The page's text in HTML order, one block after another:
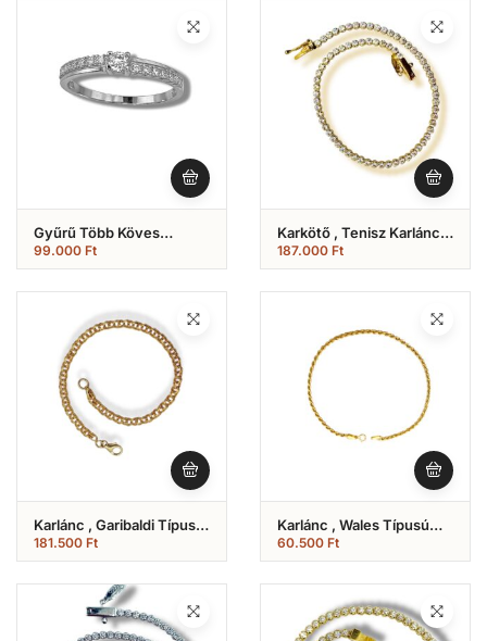
Gyűrű Több Köves
(Nr.66)
99.000 Ft
Karkötő , Tenisz Karlánc ,
Sárga Arany , Fehér
Cirkónia Köves (Nr.46)
187.000 Ft
Karlánc , Garibaldi Típusú
Karkötő (Nr.44)
181.500 Ft
Karlánc , Wales Típusú
Női Karkötő (Nr.43)
60.500 Ft